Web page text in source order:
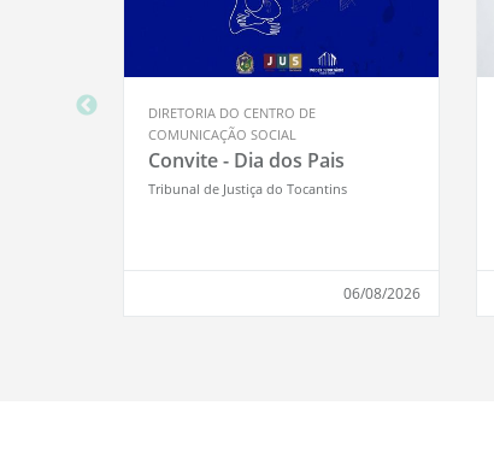
DIRETORIA DO CENTRO DE
COMUNICAÇÃO SOCIAL
Convite - Dia dos Pais
Tribunal de Justiça do Tocantins
06/08/2026